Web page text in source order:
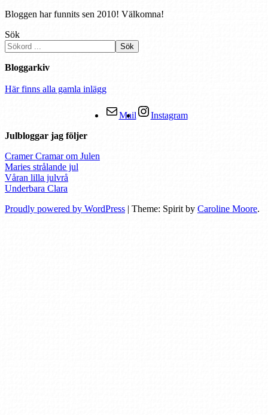
Bloggen har funnits sen 2010! Välkomna!
Sök
Sök
Bloggarkiv
Här finns alla gamla inlägg
Mail
Instagram
Julbloggar jag följer
Cramer Cramar om Julen
Maries strålande jul
Våran lilla julvrå
Underbara Clara
Proudly powered by WordPress | Theme: Spirit by Caroline Moore.